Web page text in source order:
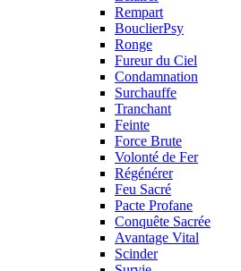
Rempart
BouclierPsy
Ronge
Fureur du Ciel
Condamnation
Surchauffe
Tranchant
Feinte
Force Brute
Volonté de Fer
Régénérer
Feu Sacré
Pacte Profane
Conquête Sacrée
Avantage Vital
Scinder